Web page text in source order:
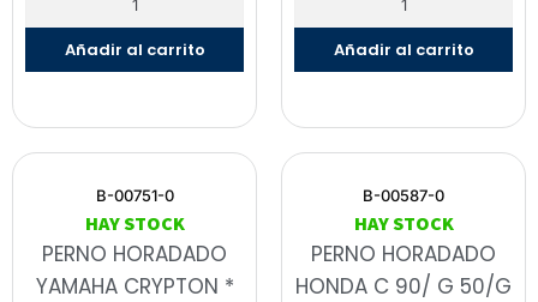
Añadir al carrito Añadir al carrito
B-00751-0
HAY STOCK
PERNO HORADADO
YAMAHA CRYPTON *
B-00587-0
HAY STOCK
PERNO HORADADO
HONDA C 90/ G 50/G